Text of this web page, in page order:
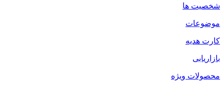
شخصیت ها
موضوعات
کارت هدیه
بازاریابی
محصولات ویژه